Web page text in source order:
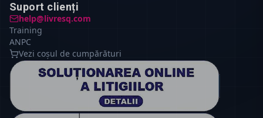
Suport clienți
help@livresq.com
Training
ANPC
Vezi coșul de cumpărături